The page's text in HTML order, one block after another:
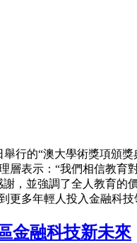
行的“澳大學術獎項頒獎
表示：“我們相信教育
，並強調了全人教育的
多年輕人投入金融科技
金融科技新未來